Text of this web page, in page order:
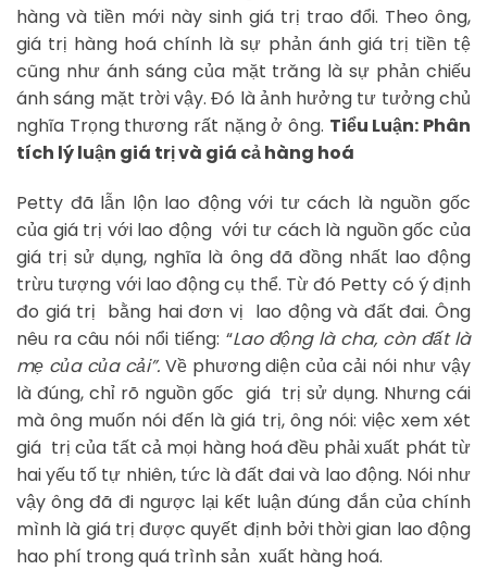
hàng và tiền mới này sinh giá trị trao đổi. Theo ông,
giá trị hàng hoá chính là sự phản ánh giá trị tiền tệ
cũng như ánh sáng của mặt trăng là sự phản chiếu
ánh sáng mặt trời vậy. Đó là ảnh hưởng tư tưởng chủ
nghĩa Trọng thương rất nặng ở ông. Tiểu Luận: Phân
tích lý luận giá trị và giá cả hàng hoá
Petty đã lẫn lộn lao động với tư cách là nguồn gốc
của giá trị với lao động với tư cách là nguồn gốc của
giá trị sử dụng, nghĩa là ông đã đồng nhất lao động
trừu tượng với lao động cụ thể. Từ đó Petty có ý định
đo giá trị bằng hai đơn vị lao động và đất đai. Ông
nêu ra câu nói nổi tiếng: “Lao động là cha, còn đất là
mẹ của của cải”. Về phương diện của cải nói như vậy
là đúng, chỉ rõ nguồn gốc giá trị sử dụng. Nhưng cái
mà ông muốn nói đến là giá trị, ông nói: việc xem xét
giá trị của tất cả mọi hàng hoá đều phải xuất phát từ
hai yếu tố tự nhiên, tức là đất đai và lao động. Nói như
vậy ông đã đi ngược lại kết luận đúng đắn của chính
mình là giá trị được quyết định bởi thời gian lao động
hao phí trong quá trình sản xuất hàng hoá.